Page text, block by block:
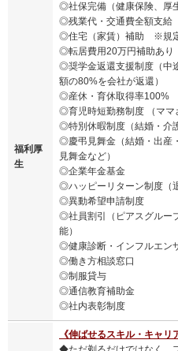
福利厚
生
◎社保完備（健康保険、厚
◎残業代・交通費全額支
◎住宅（家賃）補助 ※規
◎転居費用20万円補助あ
◎奨学金返還支援制度（中
額の80%を会社が返還）
◎産休・育休取得率100%
◎育児時短勤務制度 （ママ
◎特別休暇制度（結婚・介
◎慶弔見舞金（結婚・出産
見舞金など）
◎企業年金基金
◎ハッピーリターン制度（
◎異動希望申請制度
◎社員割引（ピアスグルー
能）
◎健康診断・インフルエ
◎働き方相談窓口
◎制服貸与
◎通信教育補助金
◎社内表彰制度
《伸ばせるスキル・キャリ